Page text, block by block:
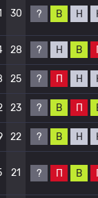
30 ? В Н
28 ? Н В
25 ? П Н
23 ? В П
22 ? В Н
21 ? П В